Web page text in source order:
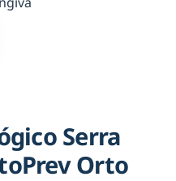
Serra
Orto